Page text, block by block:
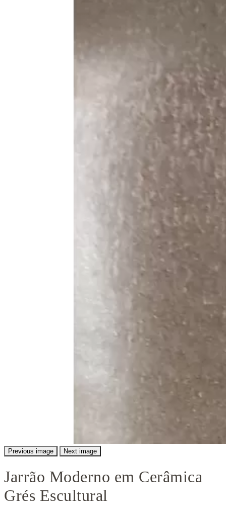
Previous image Next image
Jarrão Moderno em Cerâmica
Grés Escultural